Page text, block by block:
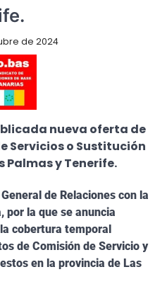
de 2024
nueva oferta de
Servicios o Sustitución
Palmas y Tenerife.
de Relaciones con la
por la que se anuncia
cobertura temporal
de Comisión de Servicio y
en la provincia de Las